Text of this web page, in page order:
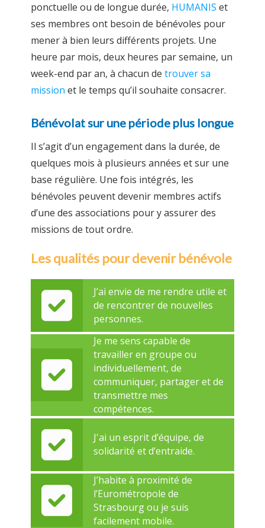
ponctuelle ou de longue durée, HUMANIS et
ses membres ont besoin de bénévoles pour
mener à bien leurs différents projets. Une
heure par mois, deux heures par semaine, un
week-end par an, à chacun de trouver sa
mission et le temps qu’il souhaite consacrer.
Bénévolat sur une période plus longue
Il s’agit d’un engagement dans la durée, de
quelques mois à plusieurs années et sur une
base régulière. Une fois intégrés, les
bénévoles peuvent devenir membres actifs
d’une des associations pour y assurer des
missions de tout ordre.
Les qualités pour devenir bénévole
J’ai envie de me rendre utile et
de rencontrer de nouvelles
personnes.
Je me sens capable de
travailler en groupe ou
individuellement, de
communiquer, partager et de
transmettre mes
compétences.
J'ai un esprit d’équipe, de
solidarité et d’entraide.
J’habite à proximité de
l’Eurométropole de
Strasbourg ou je suis
facilement mobile.